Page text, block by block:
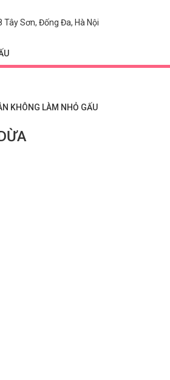
Tây Sơn, Đống Đa, Hà Nội
KHÔNG LÀM NHỎ GẤU